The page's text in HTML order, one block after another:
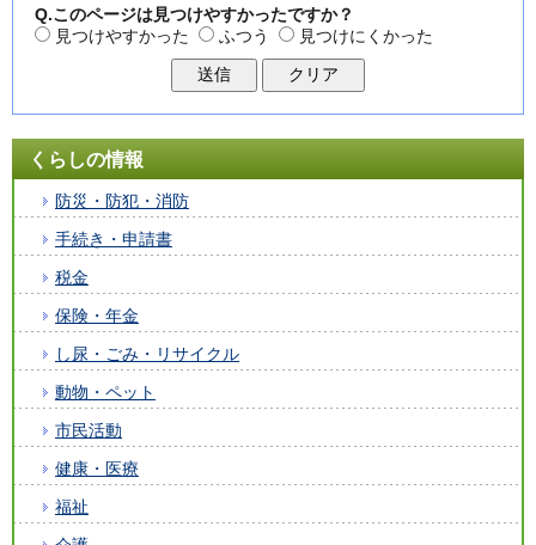
Q.このページは見つけやすかったですか？
見つけやすかった
ふつう 見つけにくかった
くらしの情報
防災・防犯・消防
手続き・申請書
税金
保険・年金
し尿・ごみ・リサイクル
動物・ペット
市民活動
健康・医療
福祉